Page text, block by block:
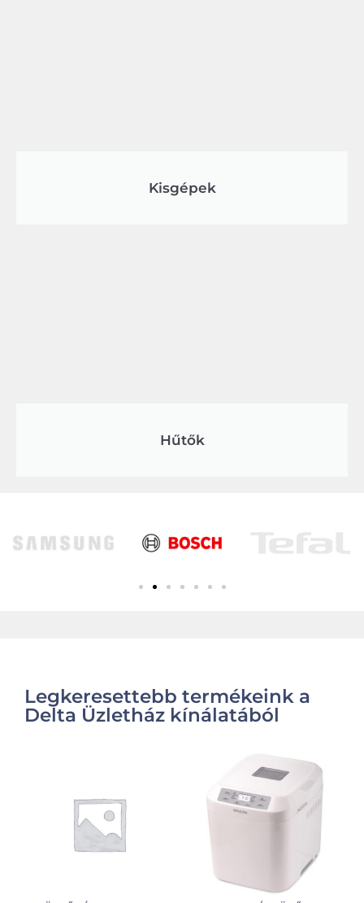
Kisgépek
Hűtők
Legkeresettebb termékeink a
Delta Üzletház kínálatából